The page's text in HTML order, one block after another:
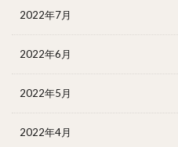
2022年7月
2022年6月
2022年5月
2022年4月